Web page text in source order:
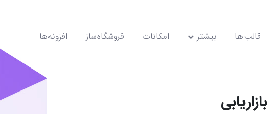
قالب‌ها بیشتر امکانات فروشگاه‌ساز افزونه‌ها
بازاریابی